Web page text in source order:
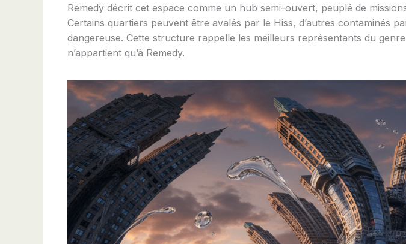
Remedy décrit cet espace comme un hub semi-ouvert, peuplé de
Certains quartiers peuvent être avalés par le Hiss, d’autres contaminés
dangereuse. Cette structure rappelle les meilleurs représentants du
n’appartient qu’à Remedy.